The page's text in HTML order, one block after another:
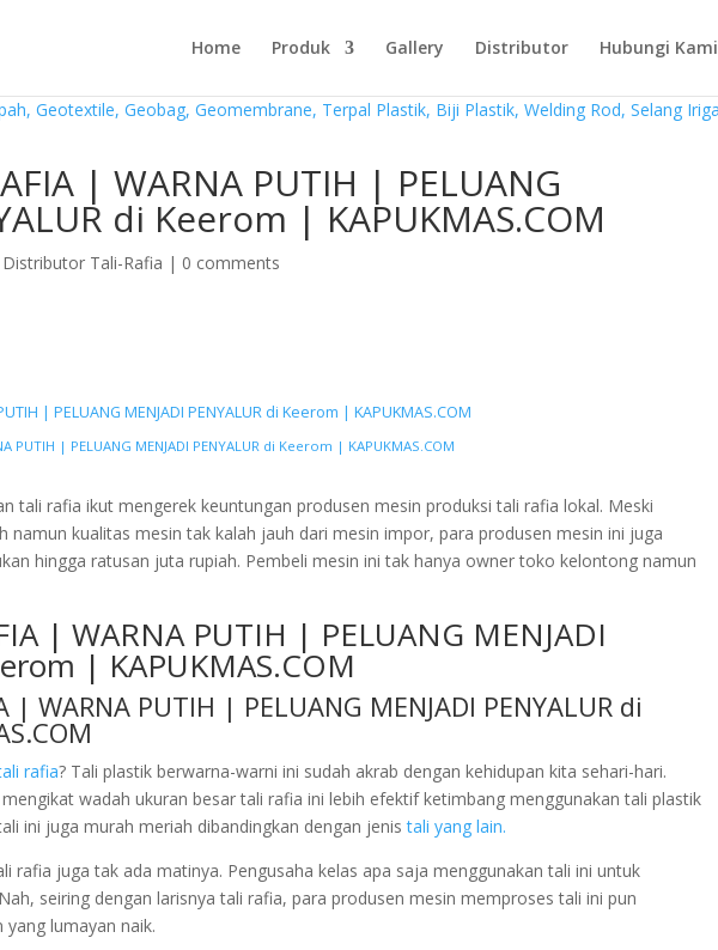
Home Produk Gallery Distributor Hubungi Kami
| WARNA PUTIH | PELUANG
di Keerom | KAPUKMAS.COM
Distributor Tali-Rafia | 0 comments
| PELUANG MENJADI PENYALUR di Keerom | KAPUKMAS.COM
PUTIH | PELUANG MENJADI PENYALUR di Keerom | KAPUKMAS.COM
tali rafia ikut mengerek keuntungan produsen mesin produksi tali rafia lokal. Meski
namun kualitas mesin tak kalah jauh dari mesin impor, para produsen mesin ini juga
hingga ratusan juta rupiah. Pembeli mesin ini tak hanya owner toko kelontong namun
| WARNA PUTIH | PELUANG MENJADI
| KAPUKMAS.COM
rafia? Tali plastik berwarna-warni ini sudah akrab dengan kehidupan kita sehari-hari.
wadah ukuran besar tali rafia ini lebih efektif ketimbang menggunakan tali plastik
ini juga murah meriah dibandingkan dengan jenistali yang lain.
rafia juga tak ada matinya. Pengusaha kelas apa saja menggunakan tali ini untuk
seiring dengan larisnya tali rafia, para produsen mesin memproses tali ini pun
lumayan naik.